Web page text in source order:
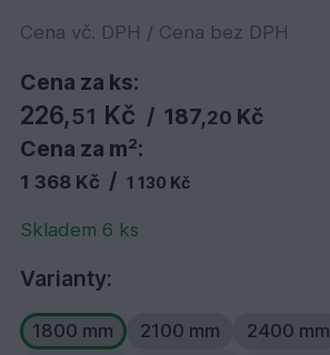
Cena vč. DPH / Cena bez DPH
Cena za ks:
226,51 Kč / 187,20 Kč
Cena za m²:
1 368 Kč / 1 130 Kč
Skladem 6 ks
Varianty:
1800 mm 2100 mm 2400 mm